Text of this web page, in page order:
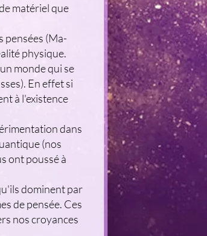
matériel que
pensées (Ma-
physique.
monde qui se
En effet si
à l'existence
dans
(nos
ont poussé à
dominent par
de pensée. Ces
nos croyances